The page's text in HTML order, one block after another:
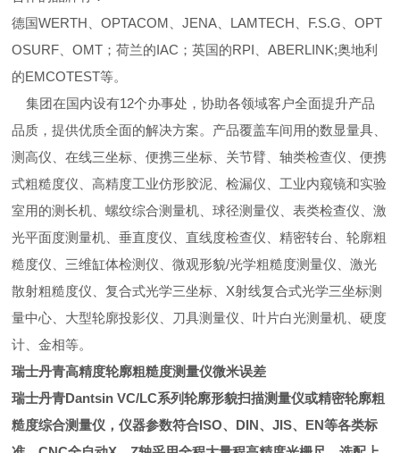
德国WERTH、OPTACOM、JENA、LAMTECH、F.S.G、OPT
OSURF、OMT；荷兰的IAC；英国的RPI、ABERLINK;奥地利
的EMCOTEST等。
集团在国内设有12个办事处，协助各领域客户全面提升产品
品质，提供优质全面的解决方案。产品覆盖车间用的数显量具、
测高仪、在线三坐标、便携三坐标、关节臂、轴类检查仪、便携
式粗糙度仪、高精度工业仿形胶泥、检漏仪、工业内窥镜和实验
室用的测长机、螺纹综合测量机、球径测量仪、表类检查仪、激
光平面度测量机、垂直度仪、直线度检查仪、精密转台、轮廓粗
糙度仪、三维缸体检测仪、微观形貌/光学粗糙度测量仪、激光
散射粗糙度仪、复合式光学三坐标、X射线复合式光学三坐标测
量中心、大型轮廓投影仪、刀具测量仪、叶片白光测量机、硬度
计、金相等。
瑞士丹青高精度轮廓粗糙度测量仪微米误差
瑞士丹青Dantsin VC/LC系列轮廓形貌扫描测量仪或精密轮廓粗
糙度综合测量仪，仪器参数符合ISO、DIN、JIS、EN等各类标